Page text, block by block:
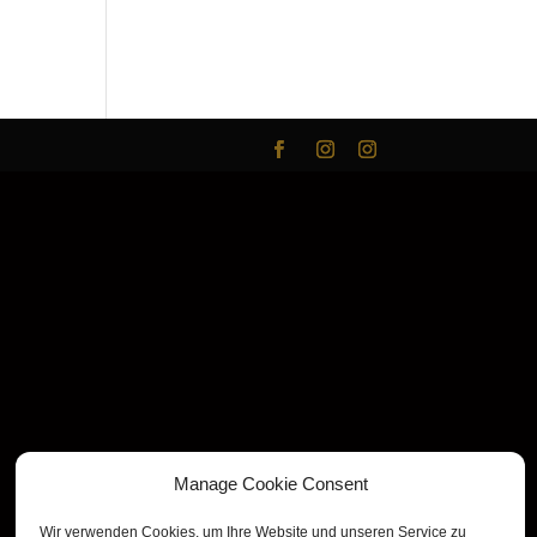
Manage Cookie Consent
Wir verwenden Cookies, um Ihre Website und unseren Service zu